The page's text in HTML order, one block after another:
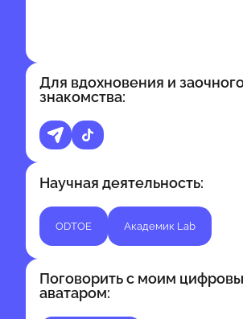
Для вдохновения и
знакомства:
Научная деятельность:
ODTOE Академик Lab
Поговорить с моим
аватаром: